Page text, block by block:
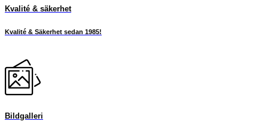
Kvalité & säkerhet
Kvalité & Säkerhet sedan 1985!
Bildgalleri